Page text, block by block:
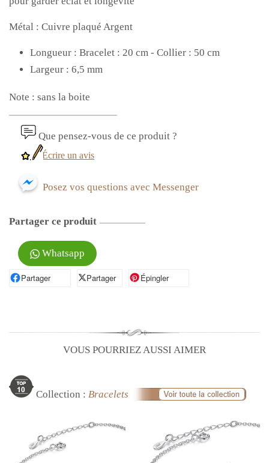
Métal : Cuivre plaqué Argent
Longueur : Bracelet : 20 cm - Collier : 50 cm
Largeur : 6,5 mm
Note : sans la boite
Que pensez-vous de ce produit ?
Écrire un avis
Posez vos questions avec Messenger
Partager ce produit
Whatsapp
PartagerPartager sur Facebook
Partager
Partager sur XÉpinglerÉpingler sur Pinterest
VOUS POURRIEZ AUSSI AIMER
Collection : Bracelets